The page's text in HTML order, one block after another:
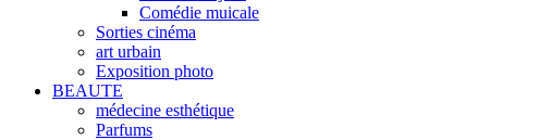
Comédie muicale
Sorties cinéma
art urbain
Exposition photo
BEAUTE
médecine esthétique
Parfums